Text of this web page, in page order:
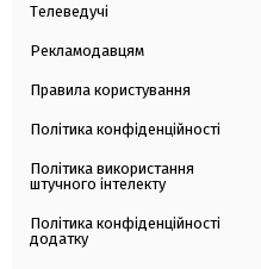
Телеведучі
Рекламодавцям
Правила користування
Політика конфіденційності
Політика використання
штучного інтелекту
Політика конфіденційності
додатку